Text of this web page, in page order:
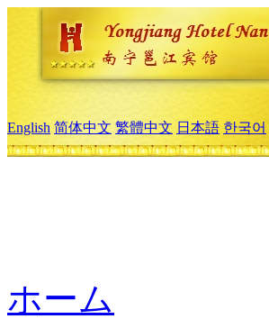
English 简体中文 繁體中文 日本語 한국어
ホーム